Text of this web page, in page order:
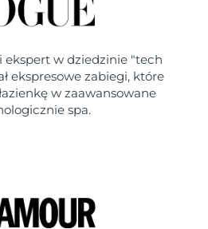
ekspert w dziedzinie "tech
ekspresowe zabiegi, które
w zaawansowane
spa.